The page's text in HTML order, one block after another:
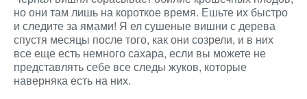
но они там лишь на короткое время. Ешьте их быстро
и следите за ямами! Я ел сушеные вишни с дерева
спустя месяцы после того, как они созрели, и в них
все еще есть немного сахара, если вы можете не
представлять себе все следы жуков, которые
наверняка есть на них.